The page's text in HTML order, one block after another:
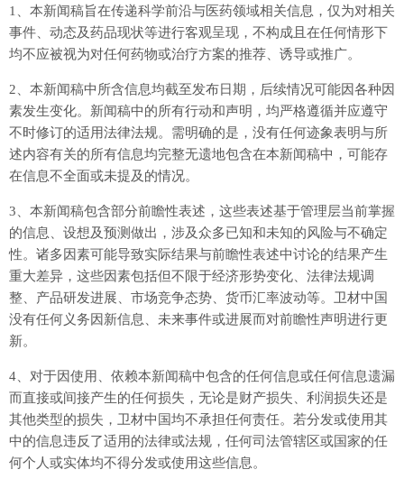
1、本新闻稿旨在传递科学前沿与医药领域相关信息，仅为对相关
事件、动态及药品现状等进行客观呈现，不构成且在任何情形下
均不应被视为对任何药物或治疗方案的推荐、诱导或推广。
2、本新闻稿中所含信息均截至发布日期，后续情况可能因各种因
素发生变化。新闻稿中的所有行动和声明，均严格遵循并应遵守
不时修订的适用法律法规。需明确的是，没有任何迹象表明与所
述内容有关的所有信息均完整无遗地包含在本新闻稿中，可能存
在信息不全面或未提及的情况。
3、本新闻稿包含部分前瞻性表述，这些表述基于管理层当前掌握
的信息、设想及预测做出，涉及众多已知和未知的风险与不确定
性。诸多因素可能导致实际结果与前瞻性表述中讨论的结果产生
重大差异，这些因素包括但不限于经济形势变化、法律法规调
整、产品研发进展、市场竞争态势、货币汇率波动等。卫材中国
没有任何义务因新信息、未来事件或进展而对前瞻性声明进行更
新。
4、对于因使用、依赖本新闻稿中包含的任何信息或任何信息遗漏
而直接或间接产生的任何损失，无论是财产损失、利润损失还是
其他类型的损失，卫材中国均不承担任何责任。若分发或使用其
中的信息违反了适用的法律或法规，任何司法管辖区或国家的任
何个人或实体均不得分发或使用这些信息。